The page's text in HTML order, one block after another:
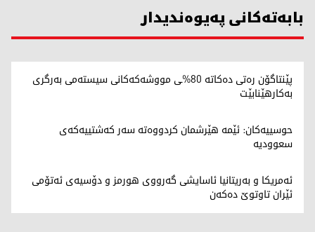
بابەتەکانی پەیوەندیدار
پێنتاگۆن رەتی دەکاتە 80%ـی مووشەکەکانی سیستەمی بەرگری
بەکارهێنابێت
حوسییەکان: ئێمە هێرشمان کردووەتە سەر کەشتییەکەی
سعوودیە
ئەمریکا و بەریتانیا ئاسایشی گەرووی هورمز و دۆسیەی ئەتۆمی
ئێران تاوتوێ دەکەن